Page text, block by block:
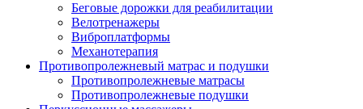
Беговые дорожки для реабилитации
Велотренажеры
Виброплатформы
Механотерапия
Противопролежневый матрас и подушки
Противопролежневые матрасы
Противопролежневые подушки